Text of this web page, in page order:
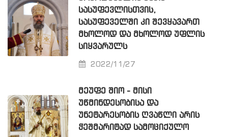
ᲡᲐᲡᲣᲤᲔᲕᲚᲘᲡᲗᲕᲘᲡ,
ᲡᲐᲡᲣᲤᲔᲕᲔᲚᲨᲘ ᲙᲘ ᲨᲔᲕᲧᲐᲕᲐᲠᲗ
ᲛᲮᲝᲚᲝᲓ ᲓᲐ ᲛᲮᲝᲚᲝᲓ ᲣᲤᲚᲘᲡ
ᲡᲘᲧᲕᲐᲠᲣᲚᲡ
2022/11/27
ᲛᲔᲣᲤᲔ ᲨᲘᲝ - ᲛᲘᲡᲘ
ᲣᲬᲛᲘᲜᲓᲔᲡᲝᲑᲘᲡᲐ ᲓᲐ
ᲣᲜᲔᲢᲐᲠᲔᲡᲝᲑᲘᲡ ᲦᲕᲐᲬᲚᲘ ᲐᲠᲘᲡ
ᲭᲔᲨᲛᲐᲠᲘᲢᲐᲓ ᲡᲐᲛᲝᲪᲘᲥᲣᲚᲝ